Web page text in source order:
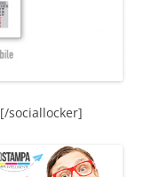
[/sociallocker]